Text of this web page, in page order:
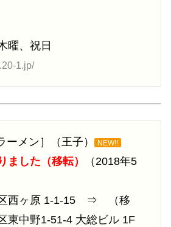
曜、祝日
1.jp/
ーメン］（王子） NEW!!
した（移転）
（2018年5
区西ヶ原 1-1-15 ⇒ （移
東中野1-51-4 大総ビル 1F